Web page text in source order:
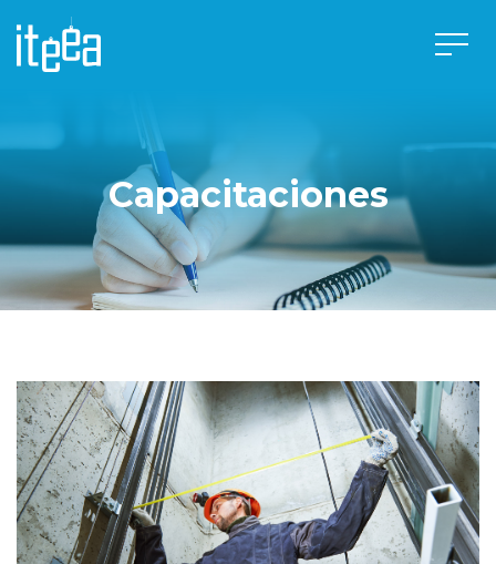
Capacitaciones